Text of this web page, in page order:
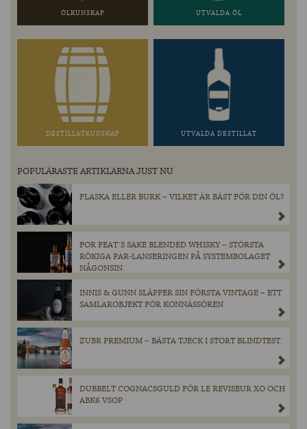
ÖLKUNSKAP UTVALDA ÖL
DESTILLATKUNSKAP UTVALDA DESTILLAT
POPULÄRASTE ARTIKLARNA JUST NU
FLASKA ELLER BURK – VILKET ÄR BÄST FÖR DIN ÖL?
FOR PEAT´S SAKE BLENDED WHISKY – STÖRSTA
RÖKIGA PAR-LANSERINGEN PÅ SYSTEMBOLAGET
NÅGONSIN.
INNIS & GUNN SLÄPPER SIN FÖRSTA VINTAGE – ETT
SAMLAROBJEKT FÖR KONNÄSSÖREN
ZUBR PREMIUM – BÄSTA TJECK I STORT BLINDTEST.
DUBBELT COGNACSGULD FÖR LE REVISEUR XO OCH
ABK6 VSOP